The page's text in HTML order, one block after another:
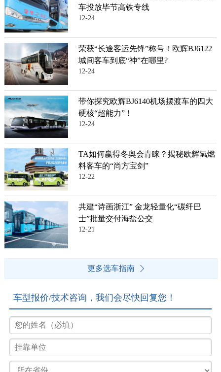
车投放毕节高铁专线
12-24
荣获“长途客运先锋”称号！欧辉BJ6122
城间客车到底“神”在哪里?
12-24
带你探究欧辉BJ6140机场摆渡车的四大
硬核“超能力”！
12-24
TA如何赢得冬奥会青睐？揭秘欧辉氢燃
料客车的“尚方宝剑”
12-22
共建“诗画浙江” 金龙轻量化“碳纤巴
士”批量交付海盐公交
12-21
更多选车指南
车型报价/技术咨询，我们会尽快回复您！